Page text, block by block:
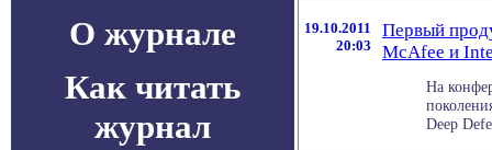
О журнале
Как читать
журнал
19.10.2011
20:03
Первый
McAfee и
На
Deep